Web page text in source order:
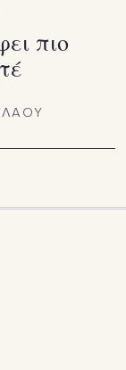
πιο